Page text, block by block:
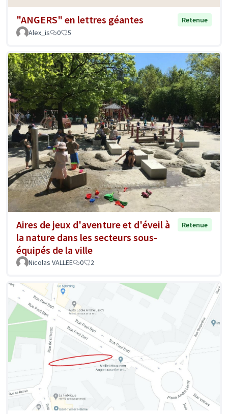
"ANGERS" en lettres géantes
Retenue
Alex_is
0 5
Aires de jeux d'aventure et d'éveil à
la nature dans les secteurs sous-
équipés de la ville
Retenue
Nicolas VALLEE 0 2